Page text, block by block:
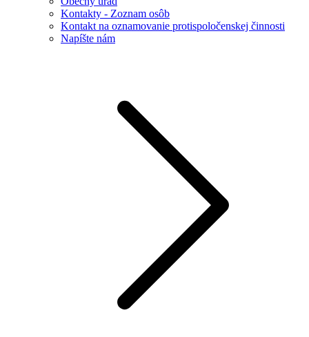
Kontakty - Zoznam osôb
Kontakt na oznamovanie protispoločenskej činnosti
Napíšte nám